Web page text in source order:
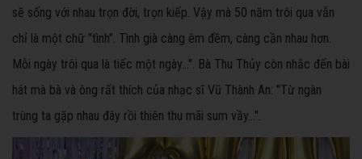
sẽ sống với nhau trọn đời, trọn kiếp. Vậy mà 50 năm trôi qua vẫn
chỉ là một chữ "tình". Tình già càng êm đềm, càng cần nhau hơn.
Mỗi ngày trôi qua là tiếc một ngày…". Bà Thu Thủy còn nhắc đến bài
hát mà bà và ông rất thích của nhạc sĩ Vũ Thành An: "Từ ngàn
trùng ta gặp nhau đây rồi thiên thu mãi sum vầy…".